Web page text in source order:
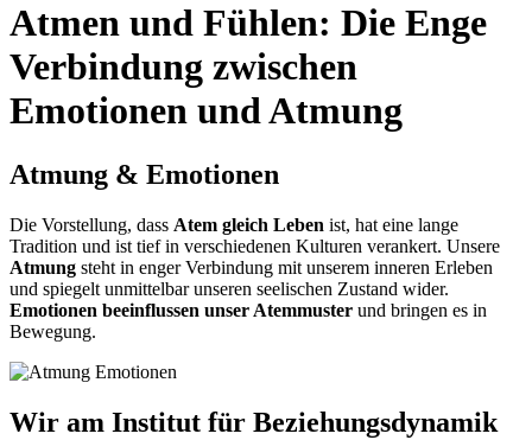
Atmen und Fühlen: Die Enge
Verbindung zwischen
Emotionen und Atmung
Atmung & Emotionen
Die Vorstellung, dass Atem gleich Leben ist, hat eine lange
Tradition und ist tief in verschiedenen Kulturen verankert. Unsere
Atmung steht in enger Verbindung mit unserem inneren Erleben
und spiegelt unmittelbar unseren seelischen Zustand wider.
Emotionen beeinflussen unser Atemmuster und bringen es in
Bewegung.
Wir am Institut für Beziehungsdynamik